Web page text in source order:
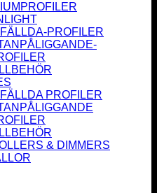
PROFILER
PROFILER
& DIMMERS